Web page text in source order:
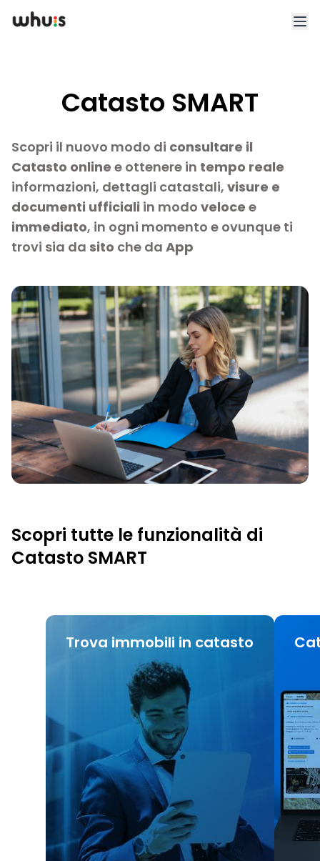
Blog
App
Whuis per lo sport
Accedi Registrati
Catasto SMART
Scopri il nuovo modo di consultare il
Catasto online e ottenere in tempo reale
informazioni, dettagli catastali, visure e
documenti ufficiali in modo veloce e
immediato, in ogni momento e ovunque ti
trovi sia da sito che da App
Scopri tutte le funzionalità di
Catasto SMART
Trova immobili in catasto